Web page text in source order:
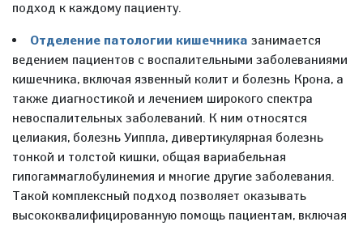
подход к каждому пациенту.
Отделение патологии кишечника занимается
ведением пациентов с воспалительными заболеваниями
кишечника, включая язвенный колит и болезнь Крона, а
также диагностикой и лечением широкого спектра
невоспалительных заболеваний. К ним относятся
целиакия, болезнь Уиппла, дивертикулярная болезнь
тонкой и толстой кишки, общая вариабельная
гипогаммаглобулинемия и многие другие заболевания.
Такой комплексный подход позволяет оказывать
высококвалифицированную помощь пациентам, включая